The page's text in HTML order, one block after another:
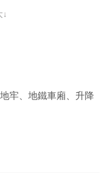
↓
牢、地鐵車廂、升降